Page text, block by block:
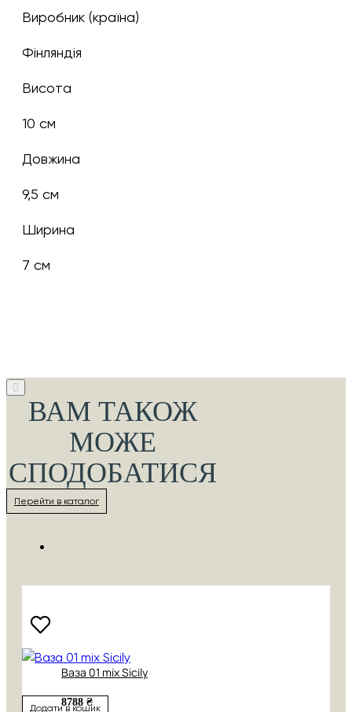
Виробник (країна)
Фінляндія
Висота
10 см
Довжина
9,5 см
Ширина
7 см
ВАМ ТАКОЖ
МОЖЕ
СПОДОБАТИСЯ
Перейти в каталог
Ваза 01 mix Sicily
8788 ₴
Додати в кошик